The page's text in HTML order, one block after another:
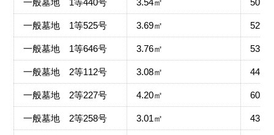
一般墓地 1等525号 3.69㎡
一般墓地 1等646号 3.76㎡
一般墓地 2等112号 3.08㎡
一般墓地 2等227号 4.20㎡
一般墓地 2等258号 3.01㎡